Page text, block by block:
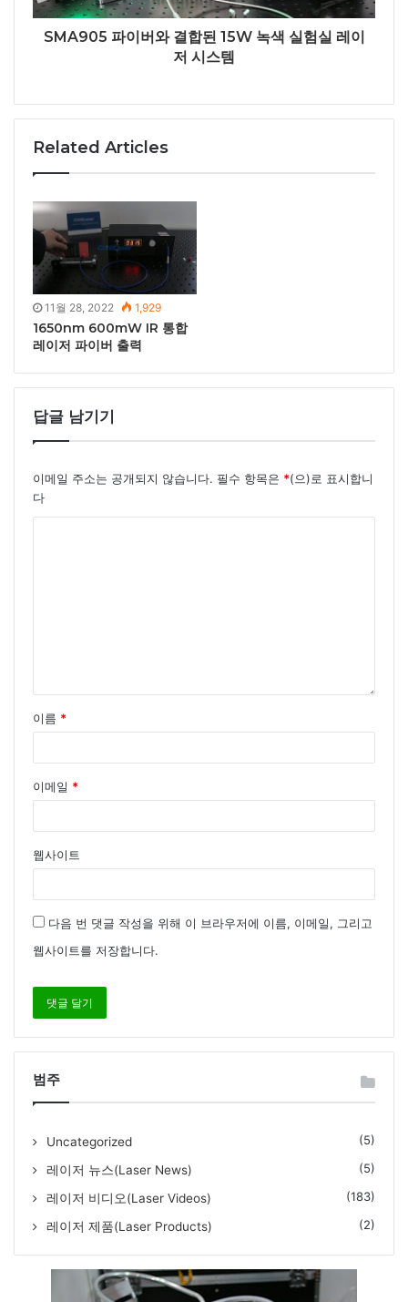
SMA905 파이버와 결합된 15W 녹색 실험실 레이
저 시스템
Related Articles
11월 28, 2022 1,929
1650nm 600mW IR 통합
레이저 파이버 출력
답글 남기기
이메일 주소는 공개되지 않습니다. 필수 항목은 *(으)로 표시합니
다
이름 *
이메일 *
웹사이트
다음 번 댓글 작성을 위해 이 브라우저에 이름, 이메일, 그리고
웹사이트를 저장합니다.
범주
Uncategorized (5)
레이저 뉴스(Laser News) (5)
레이저 비디오(Laser Videos) (183)
레이저 제품(Laser Products) (2)